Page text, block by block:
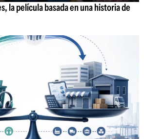
la película basada en una historia de